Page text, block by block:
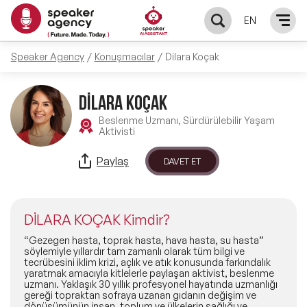
EN
KONUŞMACILAR
Yerel Konuşmacılar
Global Konuşmacılar
Exclusive Konuşmacılar
Tüm Konuşmacılar
KONULAR
Öne Çıkan Konular
Ünlü Konuşmacılar
İlham Veren Konuşmacılar
İlham Veren Kadın Konuşmacılar
ÇÖZÜMLER
Master Class Workshop
Akış Sunumu & Moderasyon
HAKKIMIZDA
Biz Kimiz?
BLOG
Speaker Agency Konuşmacılar Dilara Koçak
DİLARA KOÇAK
Beslenme Uzmanı, Sürdürülebilir Yaşam
Aktivisti
Paylaş DAVET ET
DİLARA KOÇAK Kimdir?
“Gezegen hasta, toprak hasta, hava hasta, su hasta”
söylemiyle yıllardır tam zamanlı olarak tüm bilgi ve
tecrübesini iklim krizi, açlık ve atık konusunda farkındalık
yaratmak amacıyla kitlelerle paylaşan aktivist, beslenme
uzmanı. Yaklaşık 30 yıllık profesyonel hayatında uzmanlığı
gereği topraktan sofraya uzanan gıdanın değişim ve